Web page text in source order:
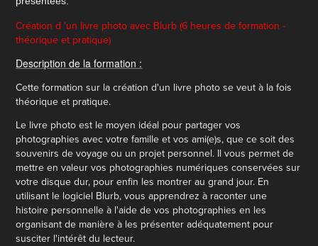
Création d 'un livre photo avec Blurb (6 heures de formation -
théorique et pratique)
Description de la formation :
Cette formation sur la création d'un livre photo se veut à la fois
théorique et pratique.
Le livre photo est le moyen idéal pour partager vos
photographies avec votre famille et vos ami(e)s, que ce soit des
souvenirs de voyage ou un projet personnel. Il vous permet de
mettre en valeur vos photographies numériques conservées sur
votre disque dur, pour enfin les montrer au grand jour. En
utilisant le logiciel Blurb, vous apprendrez à raconter une
histoire personnelle à l'aide de vos photographies en les
organisant de manière à les présenter adéquatement pour
susciter l'intérêt du lecteur.